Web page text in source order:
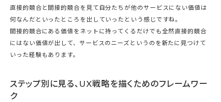
直接的競合と間接的競合を見て自分たちが他のサービスにない価値は
何なんだといったところを出していったという感じですね。
間接的競合にある価値をネットに持ってくるだけでも全然直接的競合
にはない価値が出して、サービスのニーズというのを新たに見つけて
いった経験もあります。
ステップ別に見る、UX戦略を描くためのフレームワー
ク